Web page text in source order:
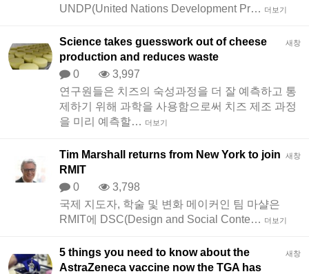
UNDP(United Nations Development Pr… 더보기
새창
Science takes guesswork out of cheese
production and reduces waste
0
3,997
연구원들은 치즈의 숙성과정을 더 잘 예측하고 통
제하기 위해 과학을 사용함으로써 치즈 제조 과정
을 미리 예측할… 더보기
새창
Tim Marshall returns from New York to join
RMIT
0
3,798
국제 지도자, 학술 및 변화 메이커인 팀 마샬은
RMIT에 DSC(Design and Social Conte… 더보기
새창
5 things you need to know about the
AstraZeneca vaccine now the TGA has